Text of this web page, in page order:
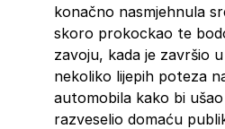
konačno nasmjehnula
skoro prokockao te
zavoju, kada je završio
nekoliko lijepih poteza
automobila kako bi
razveselio domaću